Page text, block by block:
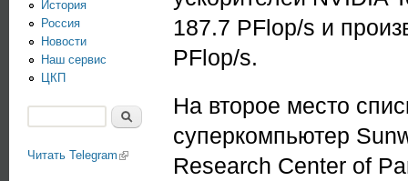
187.7 PFlop/s и
PFlop/s.
На второе место
суперкомпьютер
Research Center of
История
Россия
Новости
Наш сервис
ЦКП
Читать Telegram (link is external)